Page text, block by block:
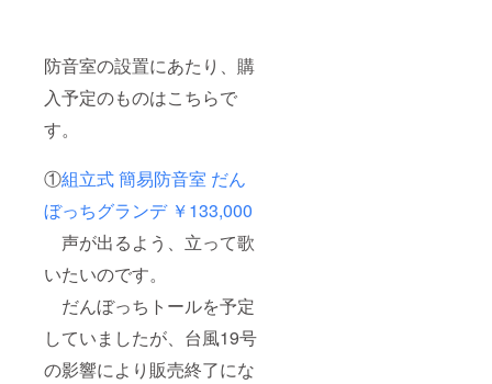
防音室の設置にあたり、購
入予定のものはこちらで
す。
①組立式 簡易防音室 だん
ぼっちグランデ ￥133,000
声が出るよう、立って歌
いたいのです。
だんぼっちトールを予定
していましたが、台風19号
の影響により販売終了にな